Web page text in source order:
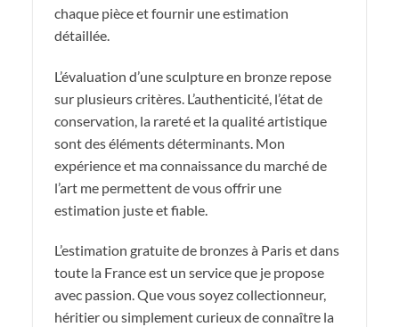
chaque pièce et fournir une estimation
détaillée.
L’évaluation d’une sculpture en bronze repose
sur plusieurs critères. L’authenticité, l’état de
conservation, la rareté et la qualité artistique
sont des éléments déterminants. Mon
expérience et ma connaissance du marché de
l’art me permettent de vous offrir une
estimation juste et fiable.
L’estimation gratuite de bronzes à Paris et dans
toute la France est un service que je propose
avec passion. Que vous soyez collectionneur,
héritier ou simplement curieux de connaître la